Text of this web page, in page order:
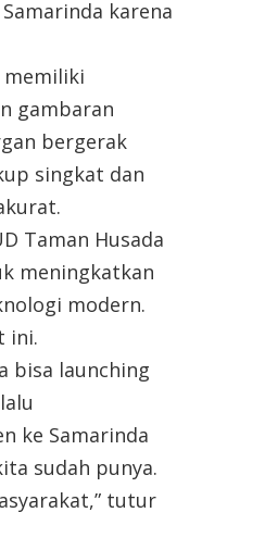
karena
memiliki
gambaran
bergerak
singkat dan
Taman Husada
meningkatkan
modern.
ini.
bisa launching
ke Samarinda
sudah punya.
tutur